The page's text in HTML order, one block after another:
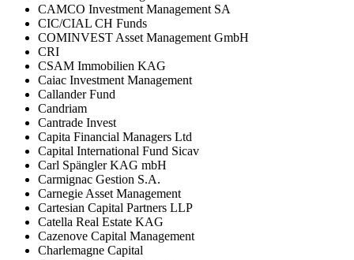
CAMCO Investment Management SA
CIC/CIAL CH Funds
COMINVEST Asset Management GmbH
CRI
CSAM Immobilien KAG
Caiac Investment Management
Callander Fund
Candriam
Cantrade Invest
Capita Financial Managers Ltd
Capital International Fund Sicav
Carl Spängler KAG mbH
Carmignac Gestion S.A.
Carnegie Asset Management
Cartesian Capital Partners LLP
Catella Real Estate KAG
Cazenove Capital Management
Charlemagne Capital